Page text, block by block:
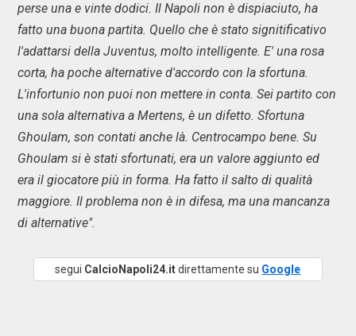
perse una e vinte dodici. Il Napoli non è dispiaciuto, ha
fatto una buona partita. Quello che è stato signitificativo
l'adattarsi della Juventus, molto intelligente. E' una rosa
corta, ha poche alternative d'accordo con la sfortuna.
L'infortunio non puoi non mettere in conta. Sei partito con
una sola alternativa a Mertens, è un difetto. Sfortuna
Ghoulam, son contati anche là. Centrocampo bene. Su
Ghoulam si è stati sfortunati, era un valore aggiunto ed
era il giocatore più in forma. Ha fatto il salto di qualità
maggiore. Il problema non è in difesa, ma una mancanza
di alternative".
segui CalcioNapoli24.itdirettamente su Google